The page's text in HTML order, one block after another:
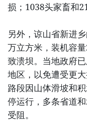
损；1038头家畜和
另外，谅山省新进
万立方米，装机容
致溃坝。当地政府
地区，以免遭受更
路段因山体滑坡和
停运行，多条省道
受阻。